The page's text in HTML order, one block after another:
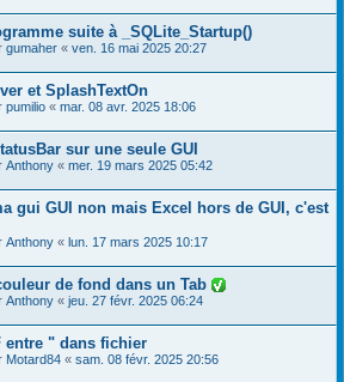
suite à _SQLite_Startup()
gumaher « ven. 16 mai 2025 20:27
et SplashTextOn
pumilio « mar. 08 avr. 2025 18:06
sur une seule GUI
Anthony « mer. 19 mars 2025 05:42
gui GUI non mais Excel hors de GUI, c'est
Anthony « lun. 17 mars 2025 10:17
de fond dans un Tab
Anthony « jeu. 27 févr. 2025 06:24
entre " dans fichier
Motard84 « sam. 08 févr. 2025 20:56